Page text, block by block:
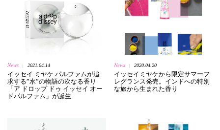
News 2021.04.14
イッセイ ミヤケ パルファムが追
求する”水”の物語の次なる香り
「ア ドロップ ドゥ イッセイ オー
ドパルファム」が誕生
News 2020.04.20
イッセイミヤケから限定サマーフ
レグランス発売。インドへの特別
な旅から生まれた香り